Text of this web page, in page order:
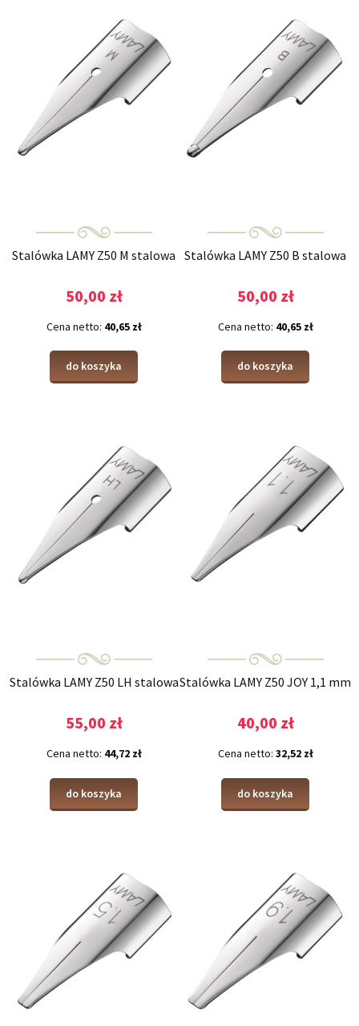
Stalówka LAMY Z50 M stalowa
50,00 zł
Cena netto: 40,65 zł
do koszyka
Stalówka LAMY Z50 B stalowa
50,00 zł
Cena netto: 40,65 zł
do koszyka
Stalówka LAMY Z50 LH stalowa
55,00 zł
Cena netto: 44,72 zł
do koszyka
Stalówka LAMY Z50 JOY 1,1 mm
40,00 zł
Cena netto: 32,52 zł
do koszyka